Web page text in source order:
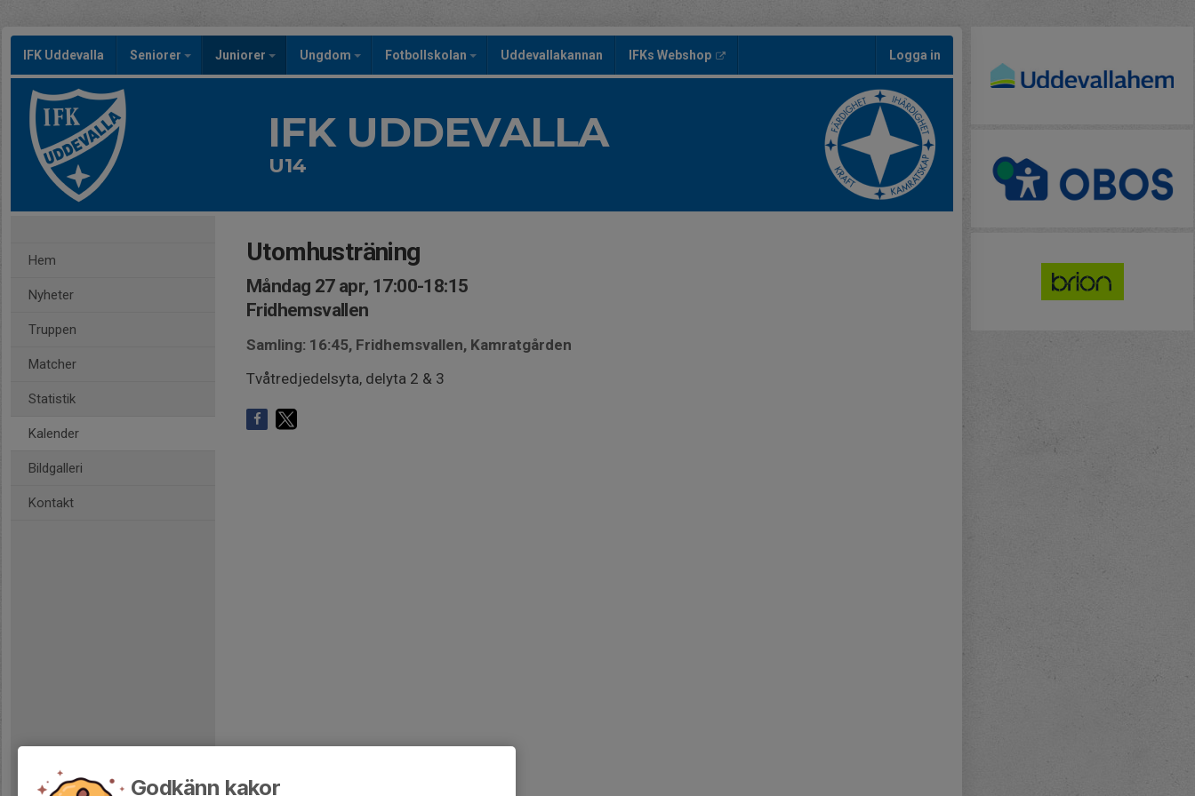
IFK Uddevalla Seniorer Juniorer Ungdom Fotbollskolan Uddevallakannan IFKs Webshop Logga in
IFK UDDEVALLA
U14
Hem
Nyheter
Truppen
Matcher
Statistik
Kalender
Bildgalleri
Kontakt
Utomhusträning
Måndag 27 apr, 17:00-18:15
Fridhemsvallen
Samling: 16:45, Fridhemsvallen, Kamratgården
Tvåtredjedelsyta, delyta 2 & 3
Godkänn kakor